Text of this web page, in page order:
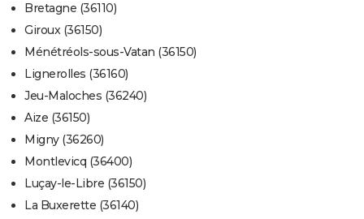
Bretagne (36110)
Giroux (36150)
Ménétréols-sous-Vatan (36150)
Lignerolles (36160)
Jeu-Maloches (36240)
Aize (36150)
Migny (36260)
Montlevicq (36400)
Luçay-le-Libre (36150)
La Buxerette (36140)